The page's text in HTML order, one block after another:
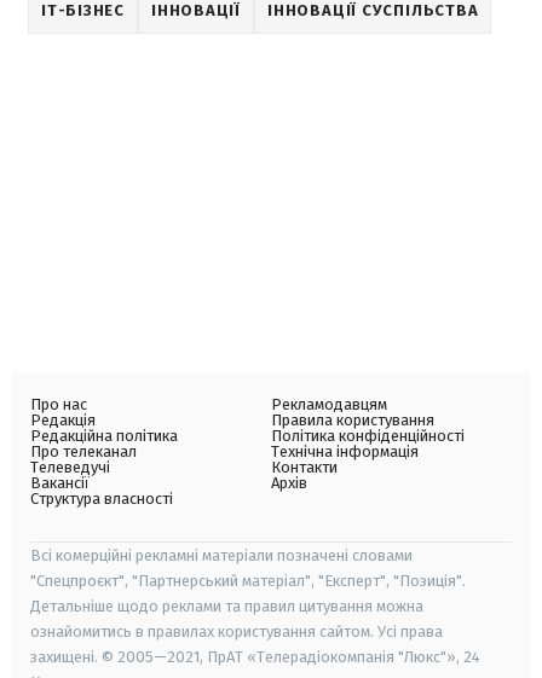
IT-БІЗНЕС ІННОВАЦІЇ ІННОВАЦІЇ СУСПІЛЬСТВА
Про нас
Редакція
Редакційна політика
Про телеканал
Телеведучі
Вакансії
Структура власності
Рекламодавцям
Правила користування
Політика конфіденційності
Технічна інформація
Контакти
Архів
Всі комерційні рекламні матеріали позначені словами
"Спецпроєкт", "Партнерський матеріал", "Експерт", "Позиція".
Детальніше щодо реклами та правил цитування можна
ознайомитись в правилах користування сайтом. Усі права
захищені. © 2005—2021, ПрАТ «Телерадіокомпанія "Люкс"», 24